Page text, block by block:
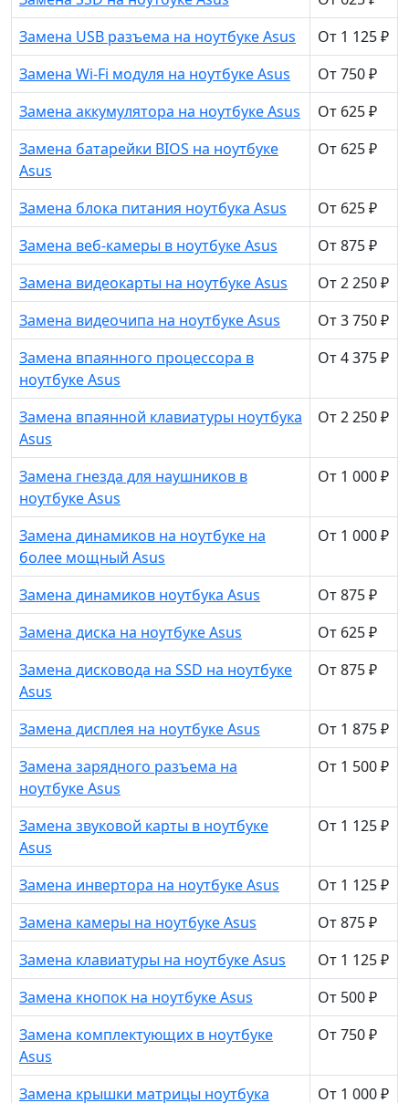
Замена USB разъема на ноутбуке Asus
От 1 125 ₽
Замена Wi-Fi модуля на ноутбуке Asus
От 750 ₽
Замена аккумулятора на ноутбуке Asus
От 625 ₽
Замена батарейки BIOS на ноутбуке
Asus
От 625 ₽
Замена блока питания ноутбука Asus
От 625 ₽
Замена веб-камеры в ноутбуке Asus
От 875 ₽
Замена видеокарты на ноутбуке Asus
От 2 250 ₽
Замена видеочипа на ноутбуке Asus
От 3 750 ₽
Замена впаянного процессора в
ноутбуке Asus
От 4 375 ₽
Замена впаянной клавиатуры ноутбука
Asus
От 2 250 ₽
Замена гнезда для наушников в
ноутбуке Asus
От 1 000 ₽
Замена динамиков на ноутбуке на
более мощный Asus
От 1 000 ₽
Замена динамиков ноутбука Asus
От 875 ₽
Замена диска на ноутбуке Asus
От 625 ₽
Замена дисковода на SSD на ноутбуке
Asus
От 875 ₽
Замена дисплея на ноутбуке Asus
От 1 875 ₽
Замена зарядного разъема на
ноутбуке Asus
От 1 500 ₽
Замена звуковой карты в ноутбуке
Asus
От 1 125 ₽
Замена инвертора на ноутбуке Asus
От 1 125 ₽
Замена камеры на ноутбуке Asus
От 875 ₽
Замена клавиатуры на ноутбуке Asus
От 1 125 ₽
Замена кнопок на ноутбуке Asus
От 500 ₽
Замена комплектующих в ноутбуке
Asus
От 750 ₽
Замена крышки матрицы ноутбука
От 1 000 ₽